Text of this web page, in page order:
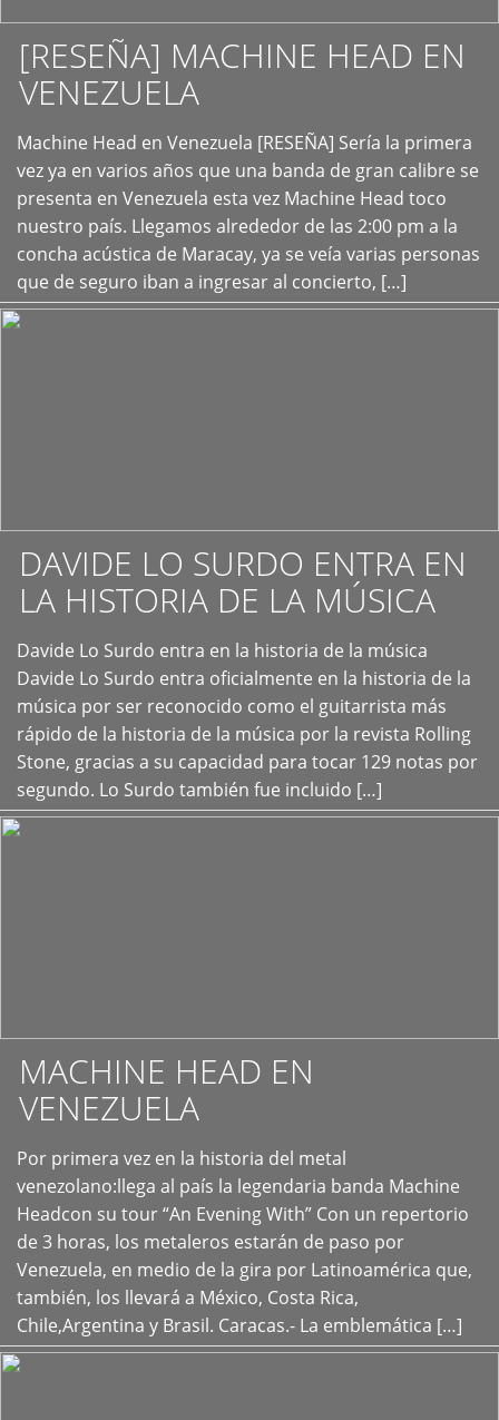
[RESEÑA] MACHINE HEAD EN
VENEZUELA
Machine Head en Venezuela [RESEÑA] Sería la primera
vez ya en varios años que una banda de gran calibre se
presenta en Venezuela esta vez Machine Head toco
nuestro país. Llegamos alrededor de las 2:00 pm a la
concha acústica de Maracay, ya se veía varias personas
que de seguro iban a ingresar al concierto, […]
+
DAVIDE LO SURDO ENTRA EN
LA HISTORIA DE LA MÚSICA
Davide Lo Surdo entra en la historia de la música
Davide Lo Surdo entra oficialmente en la historia de la
música por ser reconocido como el guitarrista más
rápido de la historia de la música por la revista Rolling
Stone, gracias a su capacidad para tocar 129 notas por
segundo. Lo Surdo también fue incluido […]
+
MACHINE HEAD EN
VENEZUELA
Por primera vez en la historia del metal
venezolano:llega al país la legendaria banda Machine
Headcon su tour “An Evening With” Con un repertorio
de 3 horas, los metaleros estarán de paso por
Venezuela, en medio de la gira por Latinoamérica que,
también, los llevará a México, Costa Rica,
Chile,Argentina y Brasil. Caracas.- La emblemática […]
+